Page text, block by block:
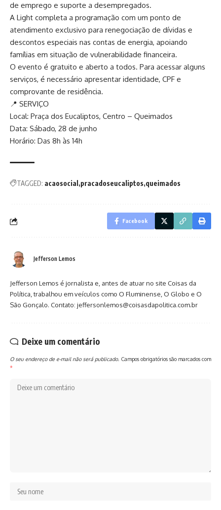
de emprego e suporte a desempregados.
A Light completa a programação com um ponto de
atendimento exclusivo para renegociação de dívidas e
descontos especiais nas contas de energia, apoiando
famílias em situação de vulnerabilidade financeira.
O evento é gratuito e aberto a todos. Para acessar alguns
serviços, é necessário apresentar identidade, CPF e
comprovante de residência.
📍 SERVIÇO
Local: Praça dos Eucaliptos, Centro – Queimados
Data: Sábado, 28 de junho
Horário: Das 8h às 14h
TAGGED: acaosocial pracadoseucaliptos queimados
Facebook
Jefferson Lemos
Jefferson Lemos é jornalista e, antes de atuar no site Coisas da
Política, trabalhou em veículos como O Fluminense, O Globo e O
São Gonçalo. Contato: jeffersonlemos@coisasdapolitica.com.br
Deixe um comentário
O seu endereço de e-mail não será publicado. Campos obrigatórios são marcados com
*